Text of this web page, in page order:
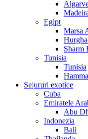
Egipt
Marsa
Sharm
Tunisia
Tunisia
Sejururi exotice
Cuba
Emiratele
Abu
Indonezia
Bali